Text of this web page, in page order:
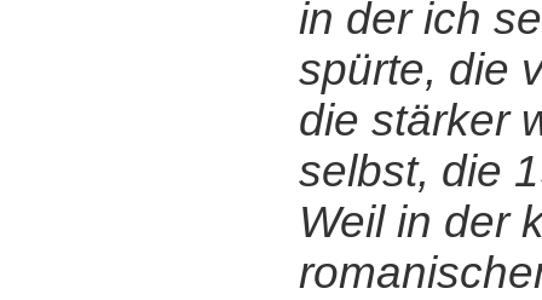
in der ich
spürte, die
die stärker
selbst, die
Weil in der